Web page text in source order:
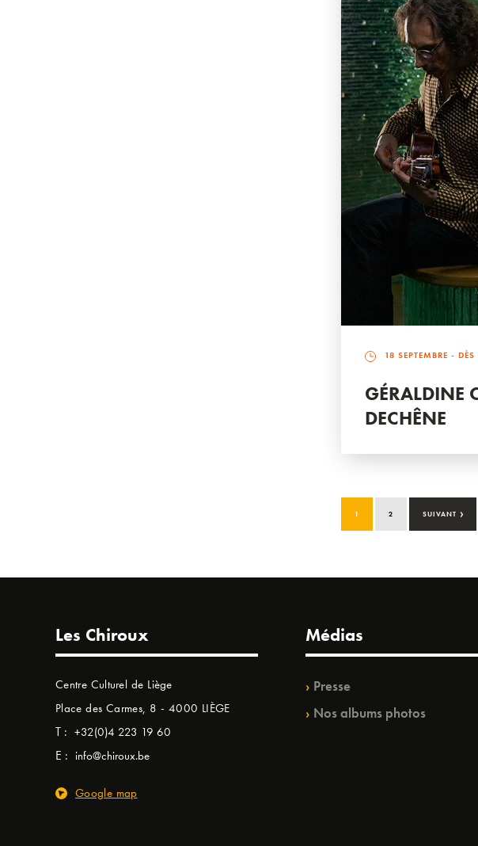
18 SEPTEMBRE - DÈS
GÉRALDINE
DECHÊNE
1 2 SUIVANT ›
Les Chiroux
Centre Culturel de Liège
Place des Carmes, 8 - 4000 LIÈGE
T : +32(0)4 223 19 60
E : info@chiroux.be
Google map
Médias
Presse
Nos albums photos